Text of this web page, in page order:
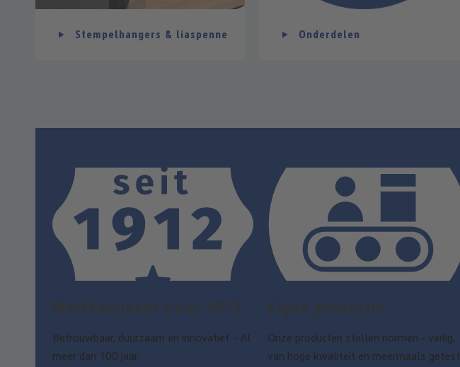
Stempelhangers & liaspenne Onderdelen
Merk­fabrikant sinds 1912
Betrouwbaar, duurzaam en innovatief - Al
meer dan 100 jaar
Eigen productie
Onze producten stellen normen - veilig,
van hoge kwaliteit en meermaals getest.